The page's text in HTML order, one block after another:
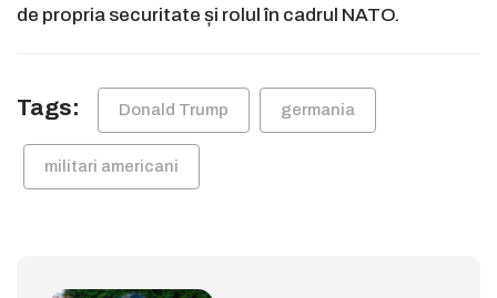
de propria securitate și rolul în cadrul NATO.
Tags: Donald Trump germania
militari americani